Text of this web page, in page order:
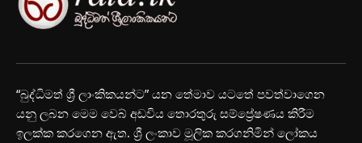
“බුද්ධිමත් ශ්‍රී ලාංකිකයන්ට” යන තේමාව යටතේ පවත්වාගෙන
යනු ලබන මෙම වෙබ් අඩවිය තොරතුරු සම්ප්‍රේෂණය කිරීම
ඉලක්ක කරගෙන ඇත. ශ්‍රී ලංකාව මූලික කරගනිමින් ලෝකය